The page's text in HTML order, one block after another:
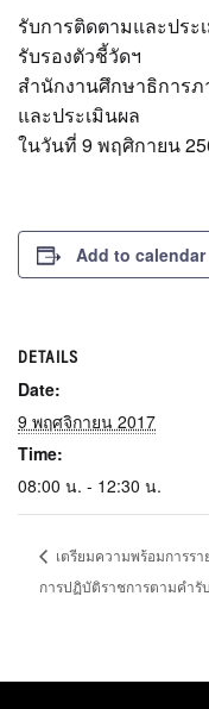
รับการติดตามและปร
รับรองตัวชี้วัดฯ
สำนักงานศึกษาธิการ
และประเมินผล
ในวันที่ 9 พฤศิกายน
Add to calendar
DETAILS
Date:
9 พฤศจิกายน 2017
Time:
08:00 น. - 12:30 น.
เตรียมความพร้อมการรา
การปฏิบัติราชการตามคำรั